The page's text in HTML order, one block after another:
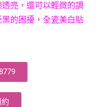
亮，還可以輕微的調
的困擾，全瓷美白貼